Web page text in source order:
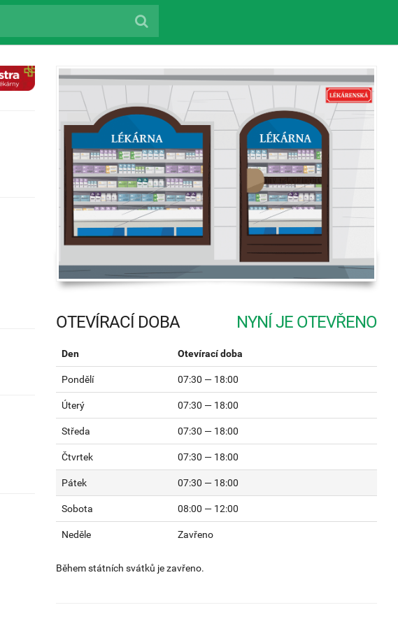
OTEVÍRACÍ DOBA
Den Otevírací doba
Pondělí 07:30 — 18:00
Úterý 07:30 — 18:00
Středa 07:30 — 18:00
Čtvrtek 07:30 — 18:00
Pátek 07:30 — 18:00
Sobota 08:00 — 12:00
Neděle Zavřeno
Během státních svátků je zavřeno.